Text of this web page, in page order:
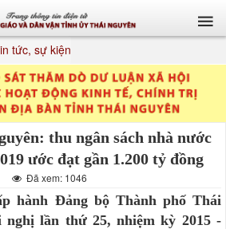
tức, sự kiện
thu ngân sách nhà nước
ước đạt gần 1.200 tỷ đồng
Đã xem: 1046
hành Đảng bộ Thành phố Thái
nghị lần thứ 25, nhiệm kỳ 2015 -